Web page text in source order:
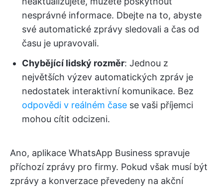
nesprávné informace. Dbejte na to, abyste
své automatické zprávy sledovali a čas od
času je upravovali.
Chybějící lidský rozměr: Jednou z
největších výzev automatických zpráv je
nedostatek interaktivní komunikace. Bez
odpovědi v reálném čase se vaši příjemci
mohou cítit odcizeni.
Ano, aplikace WhatsApp Business spravuje
příchozí zprávy pro firmy. Pokud však musí být
zprávy a konverzace převedeny na akční